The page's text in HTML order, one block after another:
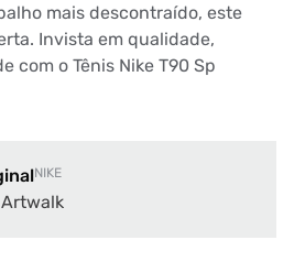
mais descontraído, este
Invista em qualidade,
com o Tênis Nike T90 Sp
NIKE